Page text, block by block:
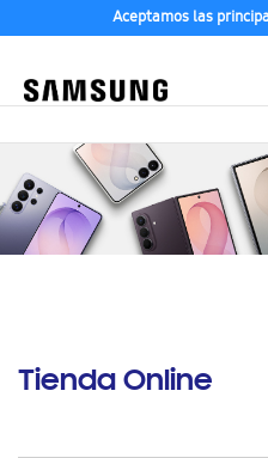
Aceptamos las
Tienda Online